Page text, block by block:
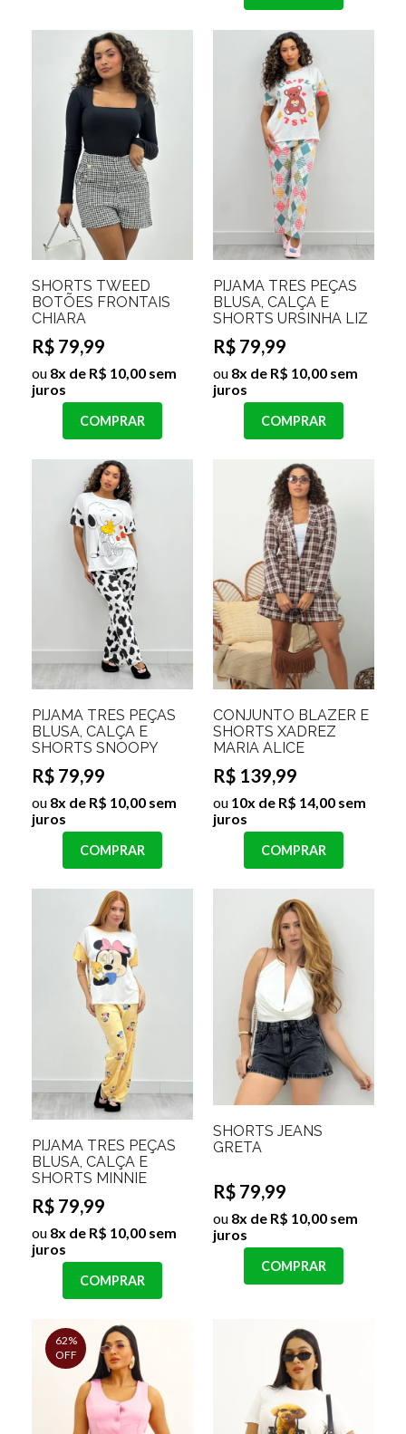
SHORTS TWEED
BOTÕES FRONTAIS
CHIARA
R$ 79,99
ou 8x de R$ 10,00 sem
juros
COMPRAR
PIJAMA TRÊS PEÇAS
BLUSA, CALÇA E
SHORTS URSINHA LIZ
R$ 79,99
ou 8x de R$ 10,00 sem
juros
COMPRAR
PIJAMA TRÊS PEÇAS
BLUSA, CALÇA E
SHORTS SNOOPY
R$ 79,99
ou 8x de R$ 10,00 sem
juros
COMPRAR
CONJUNTO BLAZER E
SHORTS XADREZ
MARIA ALICE
R$ 139,99
ou 10x de R$ 14,00 sem
juros
COMPRAR
PIJAMA TRES PEÇAS
BLUSA, CALÇA E
SHORTS MINNIE
R$ 79,99
ou 8x de R$ 10,00 sem
juros
COMPRAR
SHORTS JEANS
GRETA
R$ 79,99
ou 8x de R$ 10,00 sem
juros
COMPRAR
62%
OFF